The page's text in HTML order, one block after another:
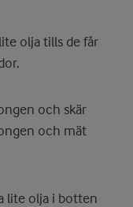
olja tills de får
och skär
och mät
lite olja i botten